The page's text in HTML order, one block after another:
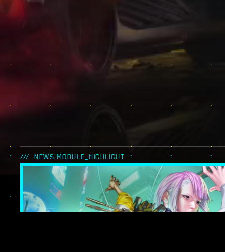
/// .NEWS.MODULE_HIGHLIGHT